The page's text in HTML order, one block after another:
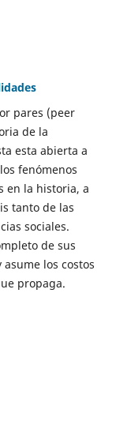
pares (peer
de la
esta abierta a
fenómenos
en la historia, a
tanto de las
sociales.
de sus
los costos
propaga.